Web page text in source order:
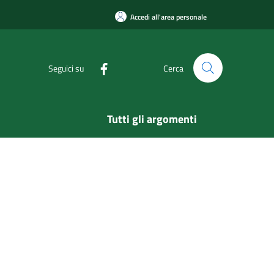
Accedi all'area personale
Seguici su Cerca
Tutti gli argomenti